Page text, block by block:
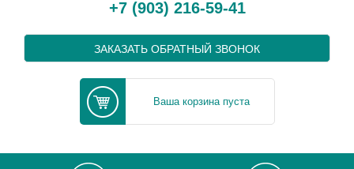
+7 (903) 216-59-41
ЗАКАЗАТЬ ОБРАТНЫЙ ЗВОНОК
Ваша корзина пуста